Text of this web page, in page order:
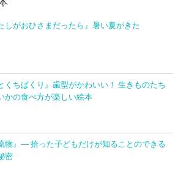
しがおひさまだったら』暑い夏がきた
くちぱくり』歯型がかわいい！ 生きものたち
かの食べ方が楽しい絵本
物』― 拾った子どもだけが知ることのできる
密